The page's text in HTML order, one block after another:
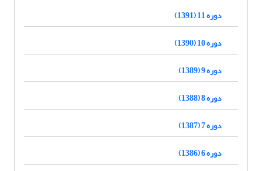
دوره 11 (1391)
دوره 10 (1390)
دوره 9 (1389)
دوره 8 (1388)
دوره 7 (1387)
دوره 6 (1386)